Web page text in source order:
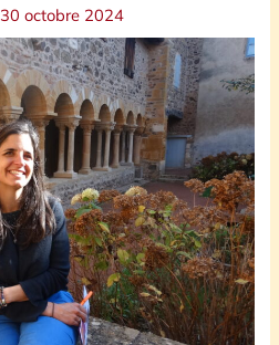
30 octobre 2024